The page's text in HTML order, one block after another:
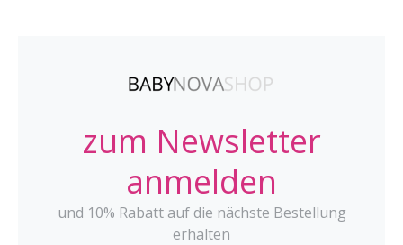
zum Newsletter
anmelden
und 10% Rabatt auf die nächste Bestellung
erhalten